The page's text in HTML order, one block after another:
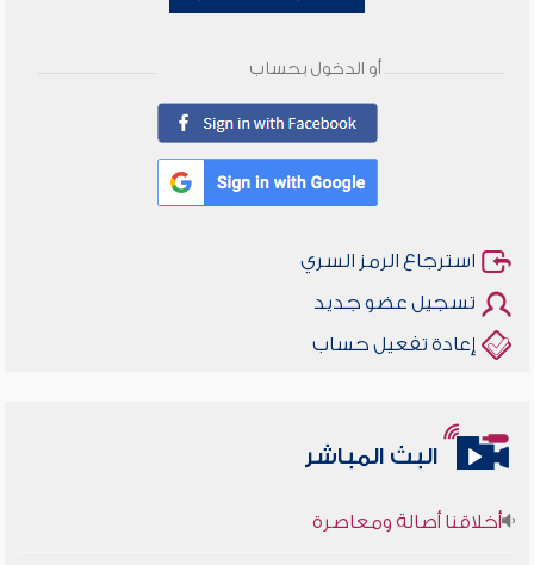
أو الدخول بحساب
استرجاع الرمز السري
تسجيل عضو جديد
إعادة تفعيل حساب
البث المباشر